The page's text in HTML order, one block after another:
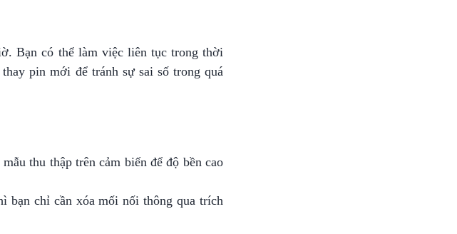
Bạn có thể làm việc liên tục trong thời
pin mới để tránh sự sai số trong quá
thu thập trên cảm biến để độ bền cao
bạn chỉ cần xóa mối nối thông qua trích